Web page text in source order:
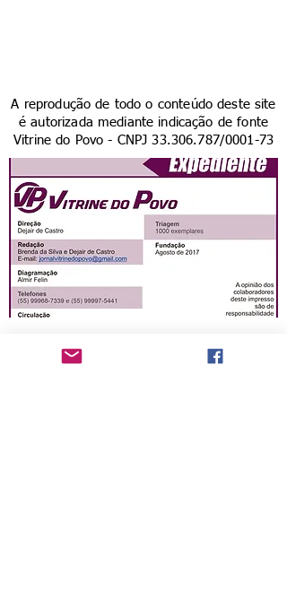
A reprodução de todo o conteúdo deste site
é autorizada mediante indicação de fonte
Vitrine do Povo - CNPJ33.306.787/0001-73